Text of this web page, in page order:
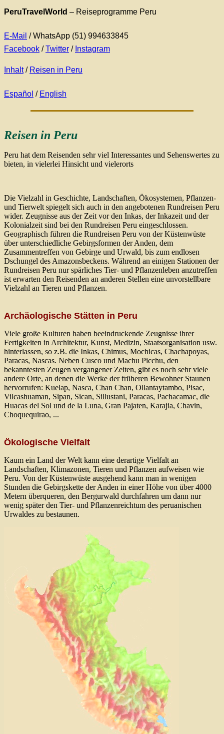
PeruTravelWorld – Reiseprogramme Peru
E-Mail / WhatsApp (51) 994633845
Facebook /Twitter / Instagram
Inhalt/ Reisen in Peru
Español / English
Reisen in Peru
Peru hat dem Reisenden sehr viel Interessantes und Sehenswertes zu
bieten, in vielerlei Hinsicht und vielerorts
Die Vielzahl in Geschichte, Landschaften, Ökosystemen, Pflanzen-
und Tierwelt spiegelt sich auch in den angebotenen Rundreisen Peru
wider. Zeugnisse aus der Zeit vor den Inkas, der Inkazeit und der
Kolonialzeit sind bei den Rundreisen Peru eingeschlossen.
Geographisch führen die Rundreisen Peru von der Küstenwüste
über unterschiedliche Gebirgsformen der Anden, dem
Zusammentreffen von Gebirge und Urwald, bis zum endlosen
Dschungel des Amazonsbeckens. Während an einigen Stationen der
Rundreisen Peru nur spärliches Tier- und Pflanzenleben anzutreffen
ist erwarten den Reisenden an anderen Stellen eine unvorstellbare
Vielzahl an Tieren und Pflanzen.
Archäologische Stätten in Peru
Viele große Kulturen haben beeindruckende Zeugnisse ihrer
Fertigkeiten in Architektur, Kunst, Medizin, Staatsorganisation usw.
hinterlassen, so z.B. die Inkas, Chimus, Mochicas, Chachapoyas,
Paracas, Nascas. Neben Cusco und Machu Picchu, den
bekanntesten Zeugen vergangener Zeiten, gibt es noch sehr viele
andere Orte, an denen die Werke der früheren Bewohner Staunen
hervorrufen: Kuelap, Nasca, Chan Chan, Ollantaytambo, Pisac,
Vilcashuaman, Sipan, Sican, Sillustani, Paracas, Pachacamac, die
Huacas del Sol und de la Luna, Gran Pajaten, Karajia, Chavin,
Choquequirao, ...
Ökologische Vielfalt
Kaum ein Land der Welt kann eine derartige Vielfalt an
Landschaften, Klimazonen, Tieren und Pflanzen aufweisen wie
Peru. Von der Küstenwüste ausgehend kann man in wenigen
Stunden die Gebirgskette der Anden in einer Höhe von über 4000
Metern überqueren, den Bergurwald durchfahren um dann nur
wenig später den Tier- und Pflanzenreichtum des peruanischen
Urwaldes zu bestaunen.